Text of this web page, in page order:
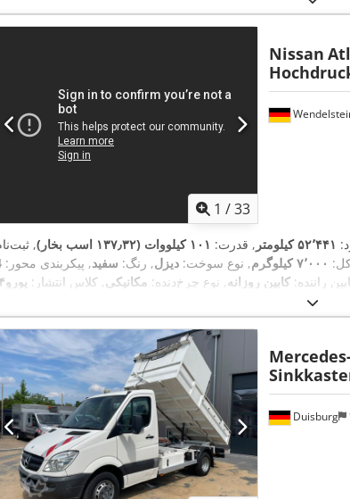
1 /33
Nissan
۵۲٬۴۴۱ کیلومتر , قدرت: ۱۰۱ کیلووات (۱۳۷٫۳۲ اسب بخار)
,
۷٬۰۰۰ کیلوگرم , نوع سوخت: دیزل, رنگ: سفید, پیکربندی محور:
راننده: کابین روزانه, نوع چرخ‌دنده: مکانیکی, کلاس انتشار: یورو۴
Duisburg